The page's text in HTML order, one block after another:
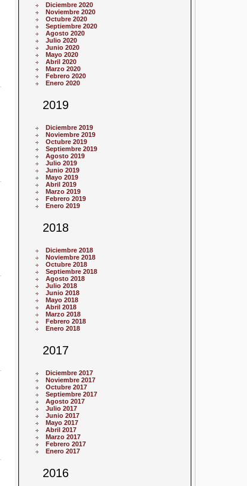
Diciembre 2020
Noviembre 2020
Octubre 2020
Septiembre 2020
Agosto 2020
Julio 2020
Junio 2020
Mayo 2020
Abril 2020
Marzo 2020
Febrero 2020
Enero 2020
2019
Diciembre 2019
Noviembre 2019
Octubre 2019
Septiembre 2019
Agosto 2019
Julio 2019
Junio 2019
Mayo 2019
Abril 2019
Marzo 2019
Febrero 2019
Enero 2019
2018
Diciembre 2018
Noviembre 2018
Octubre 2018
Septiembre 2018
Agosto 2018
Julio 2018
Junio 2018
Mayo 2018
Abril 2018
Marzo 2018
Febrero 2018
Enero 2018
2017
Diciembre 2017
Noviembre 2017
Octubre 2017
Septiembre 2017
Agosto 2017
Julio 2017
Junio 2017
Mayo 2017
Abril 2017
Marzo 2017
Febrero 2017
Enero 2017
2016